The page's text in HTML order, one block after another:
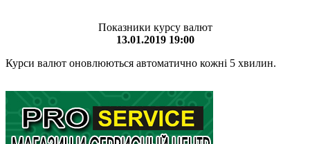
Показники курсу валют
13.01.2019 19:00
Курси валют оновлюються автоматично кожні 5 хвилин.